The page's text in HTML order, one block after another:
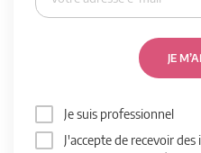
JE
Je suis professionnel
J'accepte de recevoir